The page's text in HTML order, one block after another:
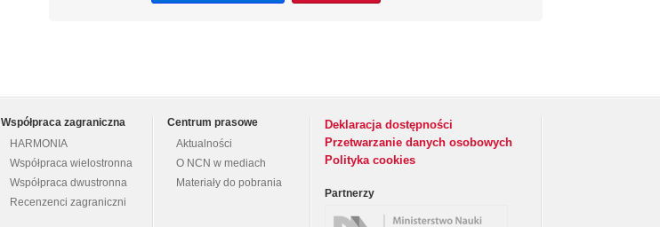
Współpraca zagraniczna
HARMONIA
Współpraca wielostronna
Współpraca dwustronna
Recenzenci zagraniczni
Centrum prasowe
Aktualności
O NCN w mediach
Materiały do pobrania
Deklaracja dostępności
Przetwarzanie danych osobowych
Polityka cookies
Partnerzy